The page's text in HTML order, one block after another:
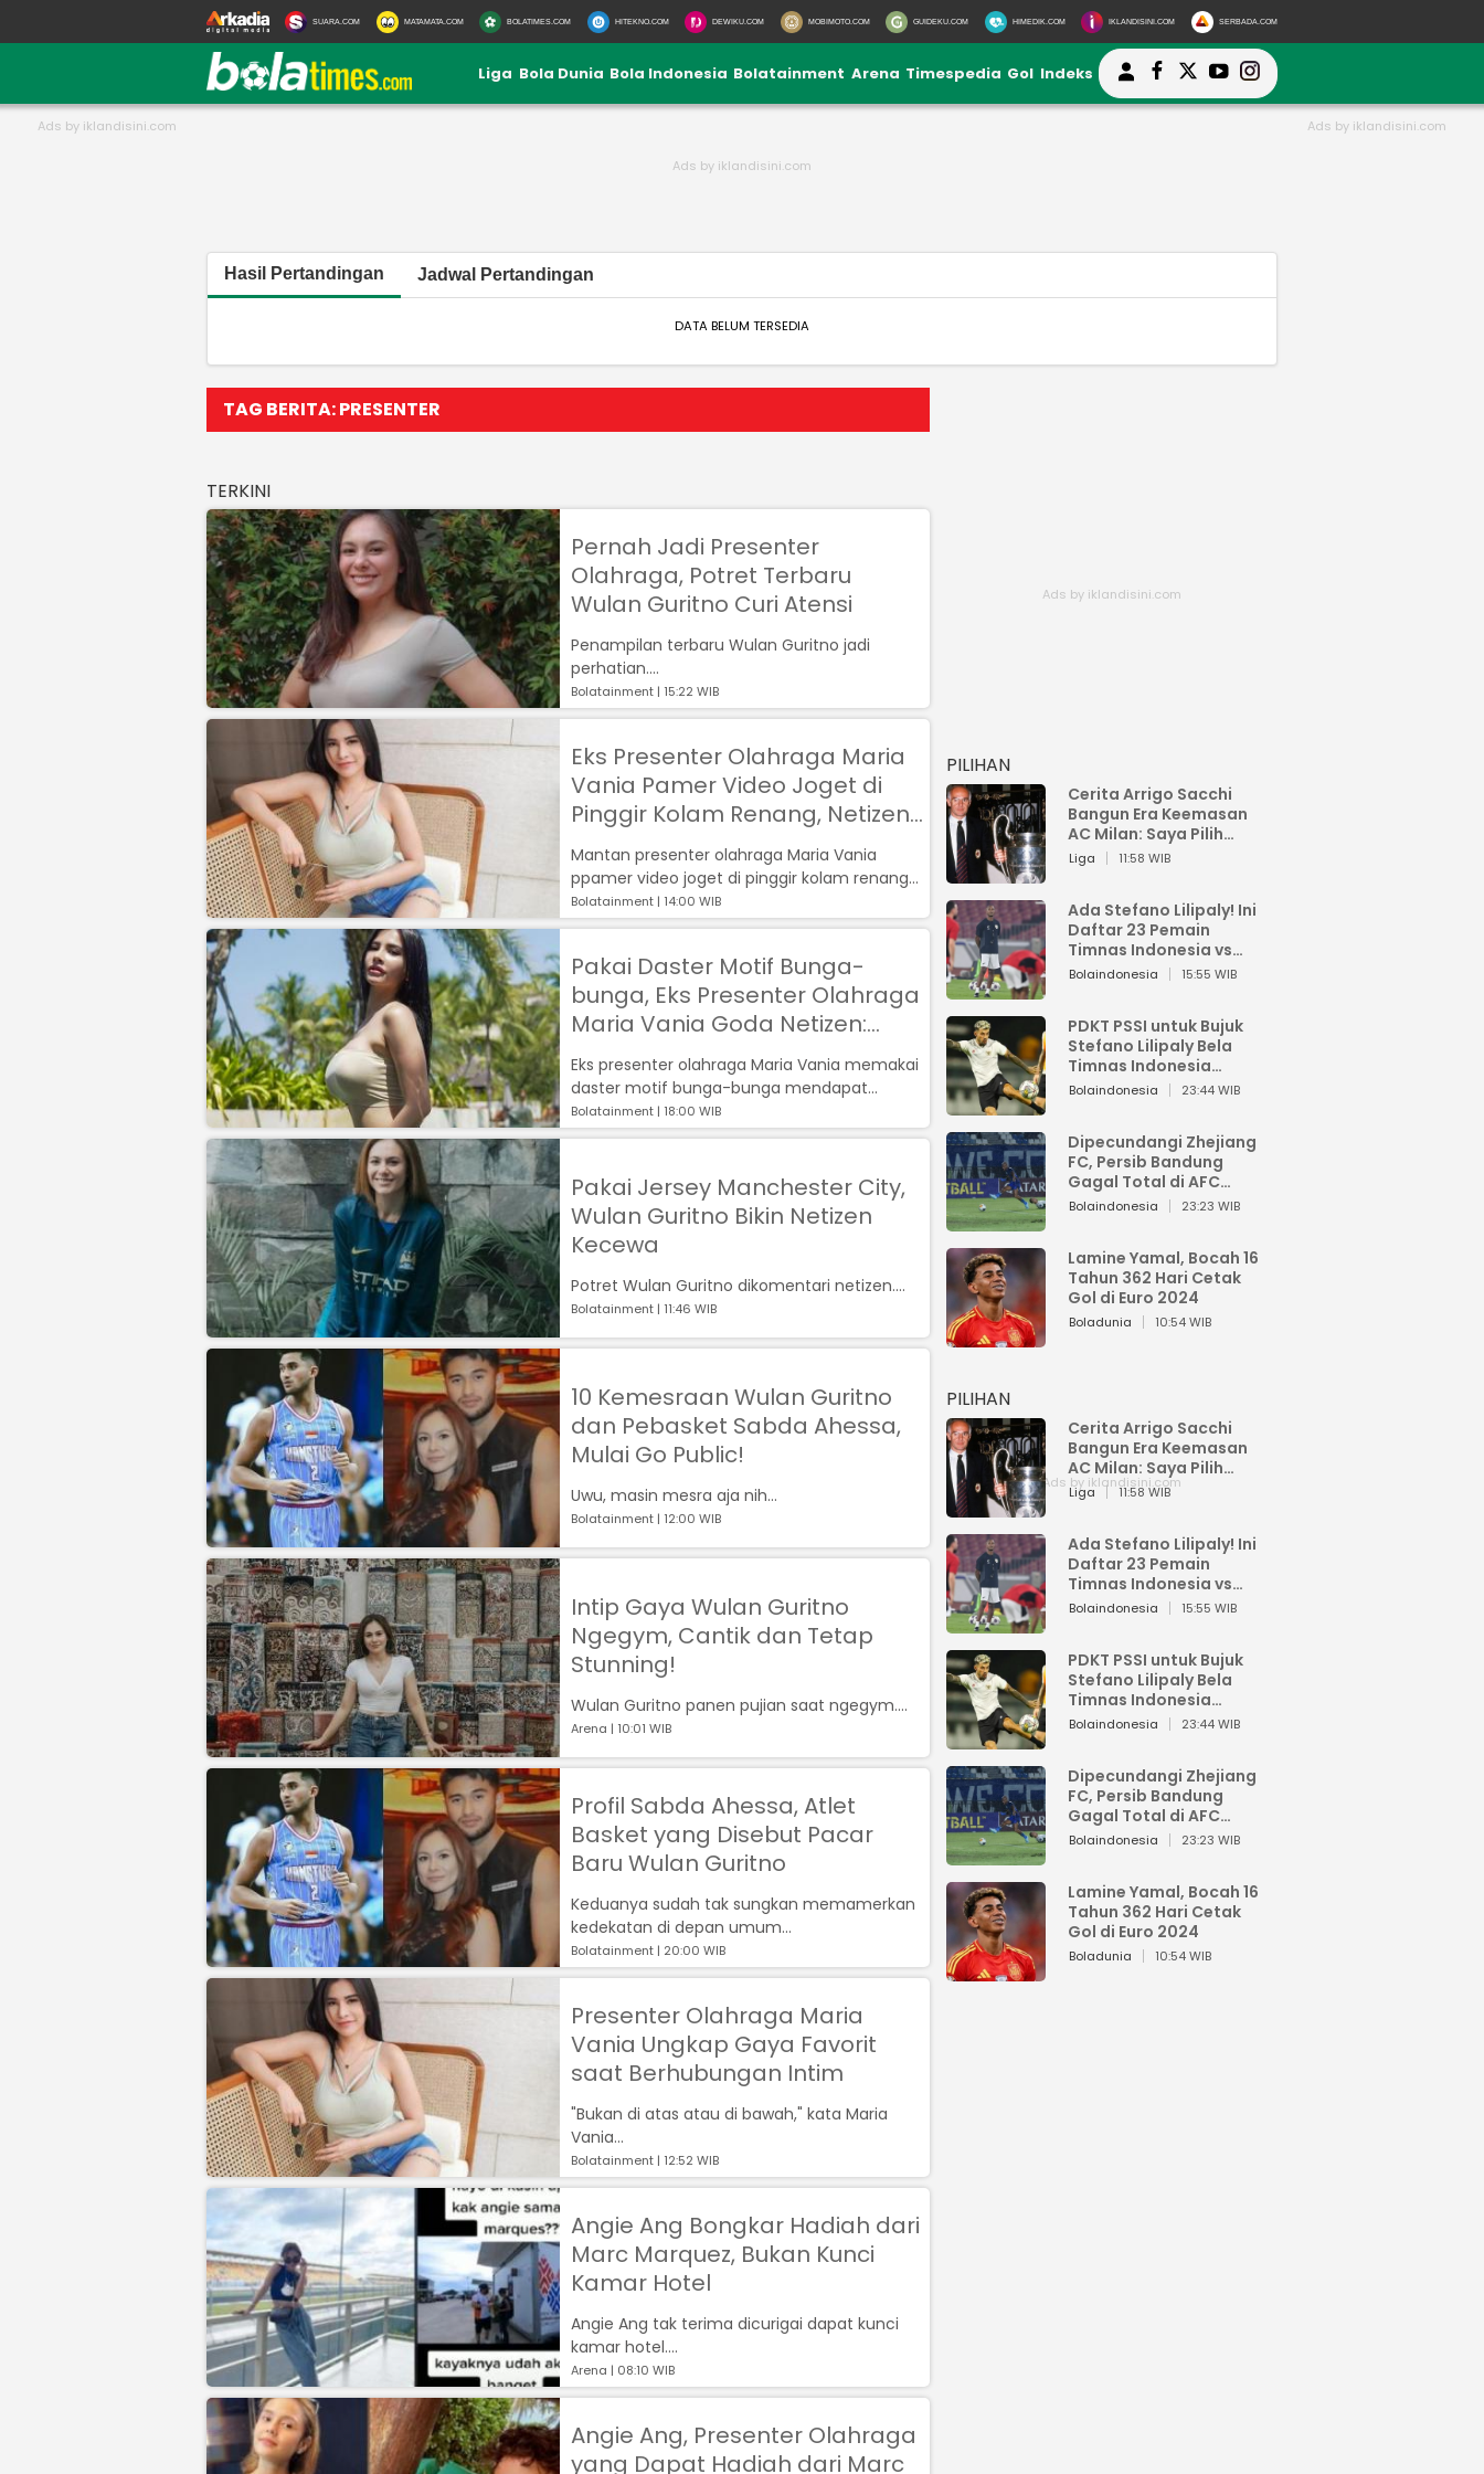
SUARA.COM MATAMATA.COM BOLATIMES.COM HITEKNO.COM DEWIKU.COM MOBIMOTO.COM GUIDEKU.COM HIMEDIK.COM IKLANDISINI.COM SERBADA.COM
Liga Bola Dunia Bola Indonesia Bolatainment Arena Timespedia Gol Indeks
Hasil Pertandingan Jadwal Pertandingan
DATA BELUM TERSEDIA
TAG BERITA: PRESENTER
TERKINI
Pernah Jadi Presenter
Olahraga, Potret Terbaru
Wulan Guritno Curi Atensi
Penampilan terbaru Wulan Guritno jadi
perhatian....
Bolatainment | 15:22 WIB
Eks Presenter Olahraga Maria
Vania Pamer Video Joget di
Pinggir Kolam Renang, Netizen:
Bisa Lentur Gitu Ya
Mantan presenter olahraga Maria Vania
ppamer video joget di pinggir kolam renang...
Bolatainment | 14:00 WIB
Pakai Daster Motif Bunga-
bunga, Eks Presenter Olahraga
Maria Vania Goda Netizen:
Suka Nggak?
Eks presenter olahraga Maria Vania memakai
daster motif bunga-bunga mendapat
sorotan netizen...
Bolatainment | 18:00 WIB
Pakai Jersey Manchester City,
Wulan Guritno Bikin Netizen
Kecewa
Potret Wulan Guritno dikomentari netizen....
Bolatainment | 11:46 WIB
10 Kemesraan Wulan Guritno
dan Pebasket Sabda Ahessa,
Mulai Go Public!
Uwu, masin mesra aja nih...
Bolatainment | 12:00 WIB
Intip Gaya Wulan Guritno
Ngegym, Cantik dan Tetap
Stunning!
Wulan Guritno panen pujian saat ngegym....
Arena | 10:01 WIB
Profil Sabda Ahessa, Atlet
Basket yang Disebut Pacar
Baru Wulan Guritno
Keduanya sudah tak sungkan memamerkan
kedekatan di depan umum...
Bolatainment | 20:00 WIB
Presenter Olahraga Maria
Vania Ungkap Gaya Favorit
saat Berhubungan Intim
"Bukan di atas atau di bawah," kata Maria
Vania...
Bolatainment | 12:52 WIB
Angie Ang Bongkar Hadiah dari
Marc Marquez, Bukan Kunci
Kamar Hotel
Angie Ang tak terima dicurigai dapat kunci
kamar hotel....
Arena | 08:10 WIB
Angie Ang, Presenter Olahraga
yang Dapat Hadiah dari Marc
PILIHAN
Cerita Arrigo Sacchi
Bangun Era Keemasan
AC Milan: Saya Pilih
Pemain dari Isi Otaknya
Liga 11:58 WIB
Ada Stefano Lilipaly! Ini
Daftar 23 Pemain
Timnas Indonesia vs
China
Bolaindonesia 15:55 WIB
PDKT PSSI untuk Bujuk
Stefano Lilipaly Bela
Timnas Indonesia
Berakhir Berantakan
Bolaindonesia 23:44 WIB
Dipecundangi Zhejiang
FC, Persib Bandung
Gagal Total di AFC
Champions League Two
Bolaindonesia 23:23 WIB
Lamine Yamal, Bocah 16
Tahun 362 Hari Cetak
Gol di Euro 2024
Boladunia 10:54 WIB
PILIHAN
Cerita Arrigo Sacchi
Bangun Era Keemasan
AC Milan: Saya Pilih
Pemain dari Isi Otaknya
Liga 11:58 WIB
Ada Stefano Lilipaly! Ini
Daftar 23 Pemain
Timnas Indonesia vs
China
Bolaindonesia 15:55 WIB
PDKT PSSI untuk Bujuk
Stefano Lilipaly Bela
Timnas Indonesia
Berakhir Berantakan
Bolaindonesia 23:44 WIB
Dipecundangi Zhejiang
FC, Persib Bandung
Gagal Total di AFC
Champions League Two
Bolaindonesia 23:23 WIB
Lamine Yamal, Bocah 16
Tahun 362 Hari Cetak
Gol di Euro 2024
Boladunia 10:54 WIB